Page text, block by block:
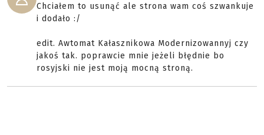
Chciałem to usunąć ale strona wam coś szwankuje
i dodało :/
edit. Awtomat Kałasznikowa Modernizowannyj czy
jakoś tak. poprawcie mnie jeżeli błędnie bo
rosyjski nie jest moją mocną stroną.